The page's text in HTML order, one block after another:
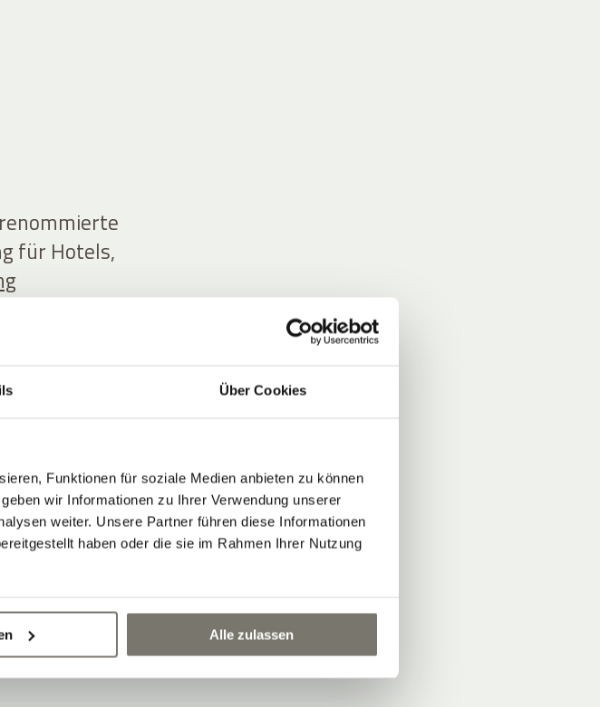
Über Cookies
Funktionen für soziale Medien anbieten zu können
wir Informationen zu Ihrer Verwendung unserer
weiter. Unsere Partner führen diese Informationen
haben oder die sie im Rahmen Ihrer Nutzung
Alle zulassen
für Hotels,
innovative
Hotelmit
Hotelmit
ist
dieser